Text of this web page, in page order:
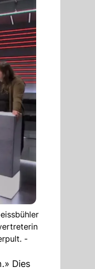
-
Dies